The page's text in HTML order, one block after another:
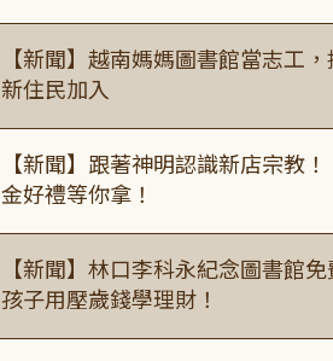
【新聞】越南媽媽圖書館當志工
新住民加入
【新聞】跟著神明認識新店宗教
金好禮等你拿！
【新聞】林口李科永紀念圖書館
孩子用壓歲錢學理財！